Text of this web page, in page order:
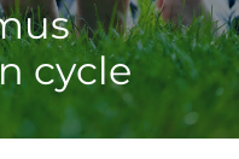
cycle